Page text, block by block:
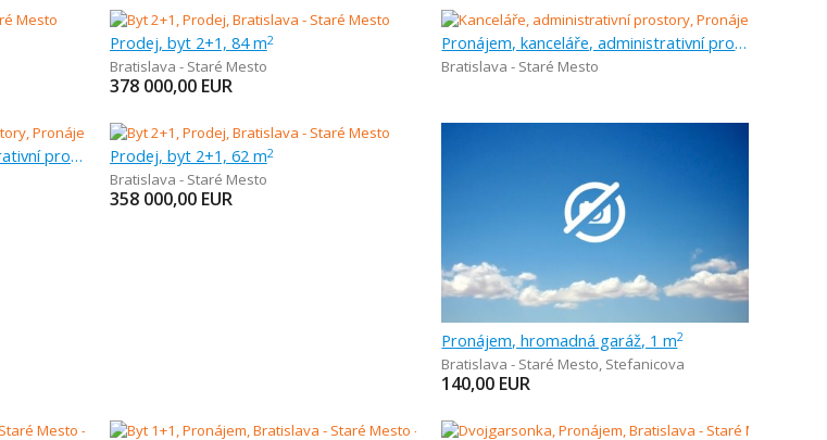
Prodej, byt 2+1, 84 m2
Bratislava - Staré Mesto
378 000,00 EUR
Pronájem, kanceláře, administrativní prostory, 142 m
Bratislava - Staré Mesto
Pronájem, kanceláře, administrativní prostory, 200 m Prodej, byt 2+1, 62 m2
Bratislava - Staré Mesto
358 000,00 EUR
Pronájem, hromadná garáž, 1 m2
Bratislava - Staré Mesto, Stefanicova
140,00 EUR